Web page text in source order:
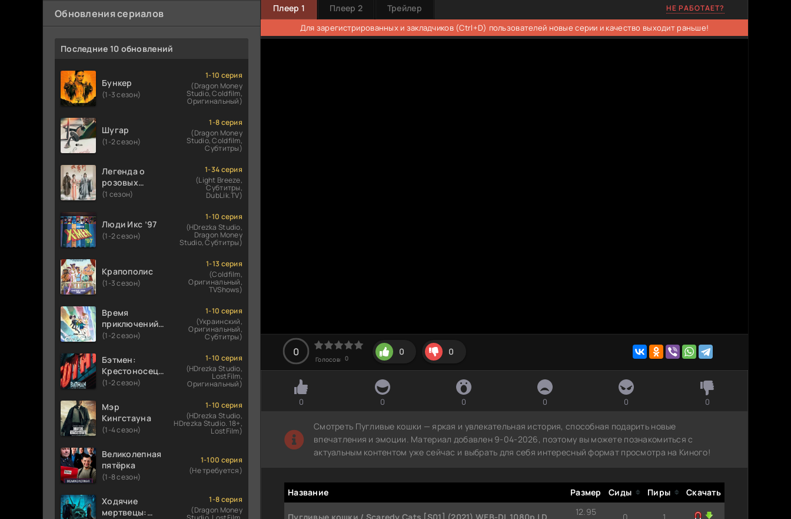
Обновления сериалов
Последние 10 обновлений
Бункер
(1-3 сезон)
1-10 серия
(Dragon Money
Studio, Coldfilm,
Оригинальный)
Шугар
(1-2 сезон)
1-8 серия
(Dragon Money
Studio, Coldfilm,
Субтитры)
Легенда о
розовых
облаках
(1 сезон)
1-34 серия
(Light Breeze,
Субтитры,
DubLik.TV)
Люди Икс ’97
(1-2 сезон)
1-10 серия
(HDrezka Studio,
Dragon Money
Studio, Субтитры)
Крапополис
(1-3 сезон)
1-13 серия
(Coldfilm,
Оригинальный,
TVShows)
Время
приключений:
Фионна и Кейк
(1-2 сезон)
1-10 серия
(Украинский,
Оригинальный,
Субтитры)
Бэтмен:
Крестоносец в
плаще
(1-2 сезон)
1-10 серия
(HDrezka Studio,
LostFilm,
Оригинальный)
Мэр
Кингстауна
(1-4 сезон)
1-10 серия
(HDrezka Studio,
HDrezka Studio. 18+,
LostFilm)
Великолепная
пятёрка
(1-8 сезон)
1-100 серия
(Не требуется)
Ходячие
мертвецы:
1-8 серия
(Dragon Money
Плеер 1 Плеер 2 Трейлер НЕ РАБОТАЕТ?
Для зарегистрированных и закладчиков (Ctrl+D) пользователей новые серии и качество выходит раньше!
0
Голосов: 0
0 0
0 0 0 0 0 0
Смотреть Пугливые кошки — яркая и увлекательная история, способная подарить новые
впечатления и эмоции. Материал добавлен 9-04-2026, поэтому вы можете познакомиться с
актуальным контентом уже сейчас и выбрать для себя интересный формат просмотра на Киного!
Название Размер Сиды Пиры Скачать
12.95